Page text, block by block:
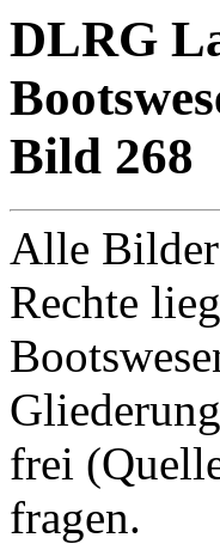
DLRG
Bild 268
Alle Bilder
Rechte
frei
fragen.